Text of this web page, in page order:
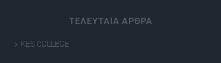
ΤΕΛΕΥΤΑΙΑ ΑΡΘΡΑ
KES COLLEGE